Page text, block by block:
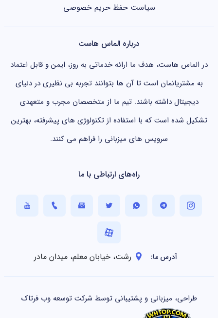
سیاست حفظ حریم خصوصی
درباره الماس هاست
در الماس هاست، هدف ما ارائه خدماتی به روز، ایمن و قابل اعتماد
به مشتریانمان است تا آن ها بتوانند تجربه بی نظیری در دنیای
دیجیتال داشته باشند. تیم ما از متخصصان مجرب و متعهدی
تشکیل شده است که با استفاده از تکنولوژی های پیشرفته، بهترین
سرویس های میزبانی را فراهم می کنند.
راه‌های ارتباطی با ما
آدرس ما: رشت، خیابان معلم، میدان مادر
طراحی، میزبانی و پشتیبانی توسط شرکت توسعه وب فرتاک